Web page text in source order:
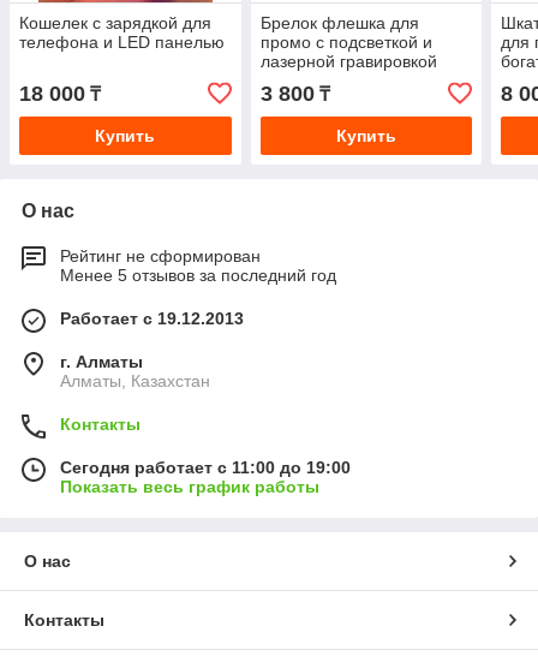
Кошелек с зарядкой для
телефона и LED панелью
18 000 ₸
Купить
Брелок флешка для
промо с подсветкой и
лазерной гравировкой
логотипа
3 800₸
Купить
для
8
О нас
Рейтинг не сформирован
Менее 5 отзывов за последний год
Работает с 19.12.2013
г. Алматы
Алматы, Казахстан
Контакты
Сегодня работает с 11:00 до 19:00
Показать весь график работы
О нас
Контакты